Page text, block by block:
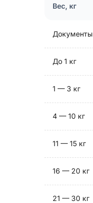
Вес, кг
Документы
До 1 кг
1 — 3 кг
4 — 10 кг
11 — 15 кг
16 — 20 кг
21 — 30 кг